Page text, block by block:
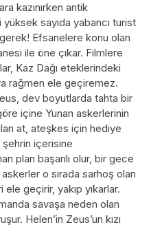
kazınırken antik
sayıda yabancı turist
Efsanelere konu olan
ile öne çıkar. Filmlere
Kaz Dağı eteklerindeki
rağmen ele geçiremez.
dev boyutlarda tahta bir
içine Yunan askerlerinin
at, ateşkes için hediye
içerisine
plan başarılı olur, bir gece
o sırada sarhoş olan
geçirir, yakıp yıkarlar.
savaşa neden olan
Helen’in Zeus’un kızı